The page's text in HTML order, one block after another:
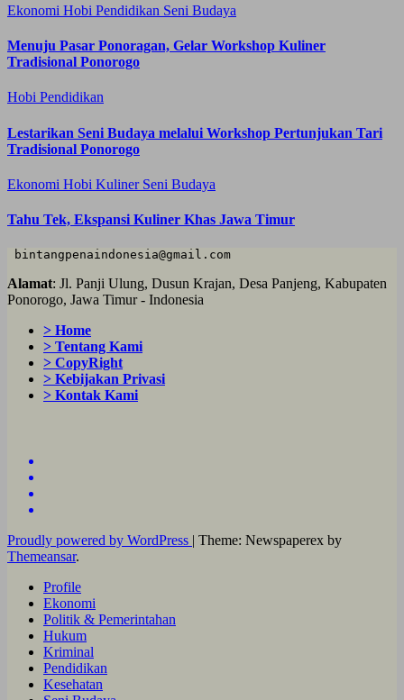
Ekonomi Hobi Pendidikan Seni Budaya
Menuju Pasar Ponoragan, Gelar Workshop Kuliner
Tradisional Ponorogo
Hobi Pendidikan
Lestarikan Seni Budaya melalui Workshop Pertunjukan Tari
Tradisional Ponorogo
Ekonomi Hobi Kuliner Seni Budaya
Tahu Tek, Ekspansi Kuliner Khas Jawa Timur
bintangpenaindonesia@gmail.com
Alamat: Jl. Panji Ulung, Dusun Krajan, Desa Panjeng, Kabupaten
Ponorogo, Jawa Timur - Indonesia
> Home
> Tentang Kami
> CopyRight
> Kebijakan Privasi
> Kontak Kami
Proudly powered by WordPress | Theme: Newspaperex by
Themeansar.
Profile
Ekonomi
Politik & Pemerintahan
Hukum
Kriminal
Pendidikan
Kesehatan